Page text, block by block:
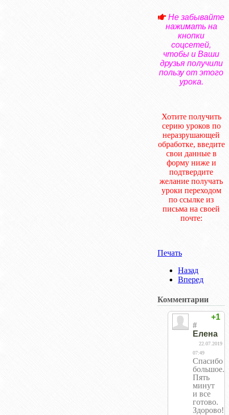
Не забывайте
нажимать на
кнопки
соцсетей,
чтобы и Ваши
друзья получили
пользу от этого
урока.
Хотите получить
серию уроков по
неразрушающей
обработке, введите
свои данные в
форму ниже и
подтвердите
желание получать
уроки переходом
по ссылке из
письма на своей
почте:
Печать
Назад
Вперед
Комментарии
+1
#
Елена
22.07.2019
07:49
Спасибо
большое.
Пять
минут
и все
готово.
Здорово!